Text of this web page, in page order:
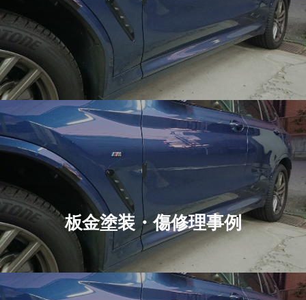
板金塗装・傷修理事例